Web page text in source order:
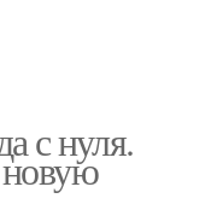
с нуля.
новую